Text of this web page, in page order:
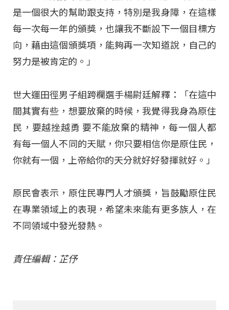
是一個很大的幫助跟支持，特別是我身障，在這樣
每一次每一年的頒獎，也讓我不斷設下一個目標方
向，藉由這個頒獎項，能夠再一次知道說，自己的
努力是被肯定的。」
世大運田徑男子組跨欄選手楊尉廷解釋：「在這中
間其實有些，想要放棄的時候，我覺得我身為原住
民，要越挫越勇 要不能放棄的精神，每一個人都
有每一個人不同的天賦，你只要相信你是原住民，
你就有一個，上帝給你的天分就好好發揮就好。」
原民會表示，原住民專門人才頒獎，旨鼓勵原住民
在專業領域上的表現，希望未來能有更多族人，在
不同領域中發光發熱。
責任編輯：芷伃